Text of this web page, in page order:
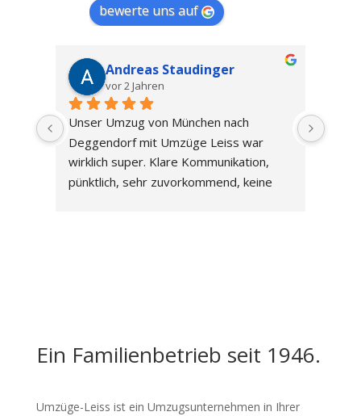
bewerte uns auf
Andreas Staudinger
vor 2 Jahren
Unser Umzug von München nach
Deggendorf mit Umzüge Leiss war
wirklich super. Klare Kommunikation,
pünktlich, sehr zuvorkommend, keine
Ein Familienbetrieb seit 1946.
Umzüge-Leiss ist ein Umzugsunternehmen in Ihrer